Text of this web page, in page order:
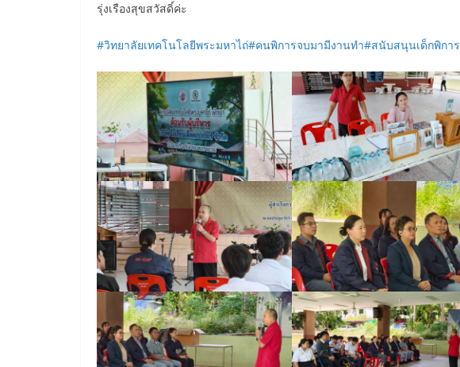
รุ่งเรืองสุขสวัสดิ์ค่ะ
#วิทยาลัยเทคโนโลยีพระมหาไถ่#คนพิการจบมามีงานทำ#สนับสนุนเด็กพิการ